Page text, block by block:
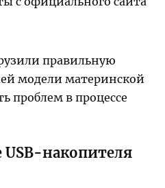
правильную
модели материнской
проблем в процессе
накопителя